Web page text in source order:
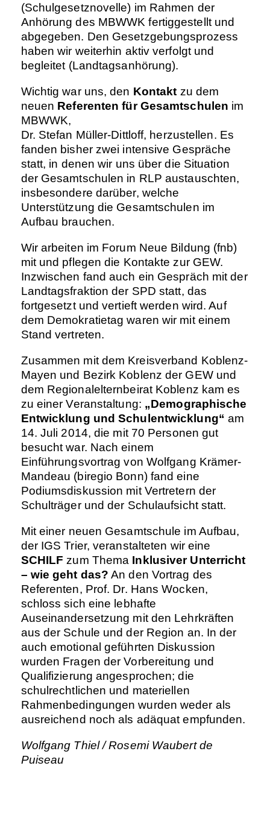
(Schulgesetznovelle) im Rahmen der
Anhörung des MBWWK fertiggestellt und
abgegeben. Den Gesetzgebungsprozess
haben wir weiterhin aktiv verfolgt und
begleitet (Landtagsanhörung).
Wichtig war uns, den Kontakt zu dem
neuen Referenten für Gesamtschulen im
MBWWK,
Dr. Stefan Müller-Dittloff, herzustellen. Es
fanden bisher zwei intensive Gespräche
statt, in denen wir uns über die Situation
der Gesamtschulen in RLP austauschten,
insbesondere darüber, welche
Unterstützung die Gesamtschulen im
Aufbau brauchen.
Wir arbeiten im Forum Neue Bildung (fnb)
mit und pflegen die Kontakte zur GEW.
Inzwischen fand auch ein Gespräch mit der
Landtagsfraktion der SPD statt, das
fortgesetzt und vertieft werden wird. Auf
dem Demokratietag waren wir mit einem
Stand vertreten.
Zusammen mit dem Kreisverband Koblenz-
Mayen und Bezirk Koblenz der GEW und
dem Regionalelternbeirat Koblenz kam es
zu einer Veranstaltung: „Demographische
Entwicklung und Schulentwicklung“ am
14. Juli 2014, die mit 70 Personen gut
besucht war. Nach einem
Einführungsvortrag von Wolfgang Krämer-
Mandeau (biregio Bonn) fand eine
Podiumsdiskussion mit Vertretern der
Schulträger und der Schulaufsicht statt.
Mit einer neuen Gesamtschule im Aufbau,
der IGS Trier, veranstalteten wir eine
SCHILF zum Thema Inklusiver Unterricht
– wie geht das? An den Vortrag des
Referenten, Prof. Dr. Hans Wocken,
schloss sich eine lebhafte
Auseinandersetzung mit den Lehrkräften
aus der Schule und der Region an. In der
auch emotional geführten Diskussion
wurden Fragen der Vorbereitung und
Qualifizierung angesprochen; die
schulrechtlichen und materiellen
Rahmenbedingungen wurden weder als
ausreichend noch als adäquat empfunden.
Wolfgang Thiel / Rosemi Waubert de
Puiseau